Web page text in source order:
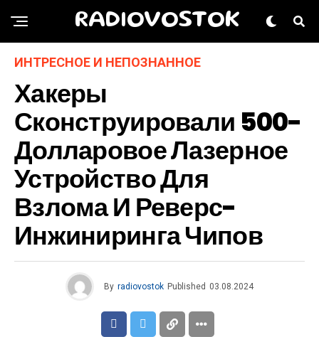
RADIOVOSTOK
ИНТРЕСНОЕ И НЕПОЗНАННОЕ
Хакеры
Сконструировали 500-
Долларовое Лазерное
Устройство Для
Взлома И Реверс-
Инжиниринга Чипов
By radiovostok Published 03.08.2024